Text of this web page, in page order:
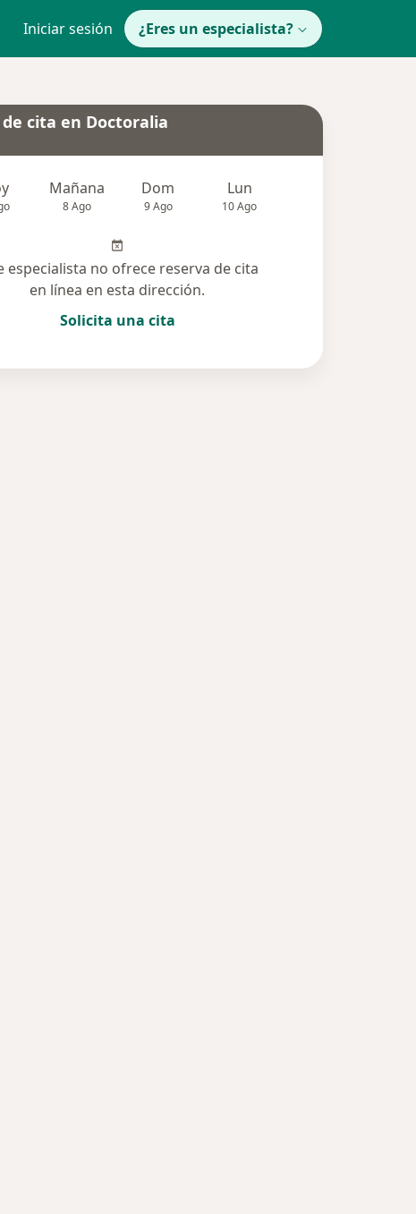
Iniciar sesión ¿Eres un especialista?
de cita en Doctoralia
Mañana
8 Ago
Dom
9 Ago
Lun
10 Ago
especialista no ofrece reserva de cita
en línea en esta dirección.
Solicita una cita